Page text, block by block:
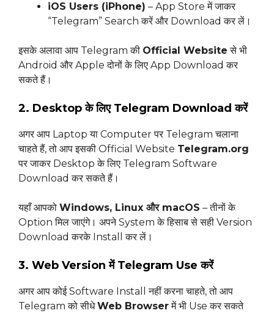
iOS Users (iPhone) – App Store में जाकर
“Telegram” Search करें और Download कर लें।
इसके अलावा आप Telegram की Official Website से भी
Android और Apple दोनों के लिए App Download कर
सकते हैं।
2. Desktop के लिए Telegram Download करें
अगर आप Laptop या Computer पर Telegram चलाना
चाहते हैं, तो आप इसकी Official Website Telegram.org
पर जाकर Desktop के लिए Telegram Software
Download कर सकते हैं।
यहाँ आपको Windows, Linux और macOS – तीनों के
Option मिल जाएंगे। अपने System के हिसाब से सही Version
Download करके Install कर लें।
3. Web Version में Telegram Use करें
अगर आप कोई Software Install नहीं करना चाहते, तो आप
Telegram को सीधेWeb Browserमें भी Use कर सकते